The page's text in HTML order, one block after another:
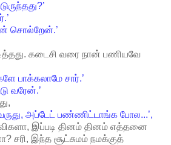
சொல்றேன்.’
கடைசி வரை நான் பணியவே
பாக்கலாமே சார்.’
வரேன்.’
அப்டேட் பண்ணிட்டாங்க போல...’,
இப்படி தினம் தினம் எத்தனை
சரி, இந்த சூட்சுமம் நமக்குத்